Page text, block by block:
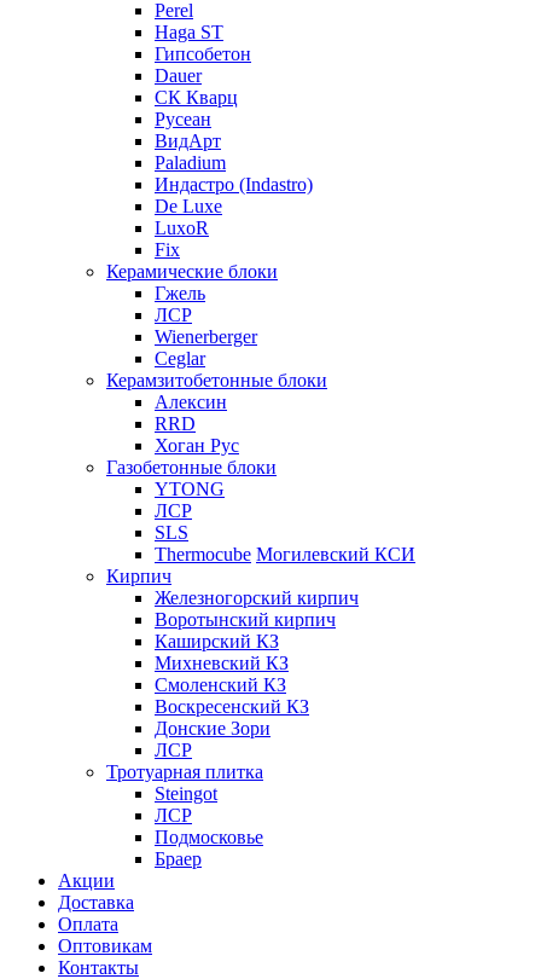
Perel
Haga ST
Гипсобетон
Dauer
СК Кварц
Русеан
ВидАрт
Paladium
Индастро (Indastro)
De Luxe
LuxoR
Fix
Керамические блоки
Гжель
ЛСР
Wienerberger
Ceglar
Керамзитобетонные блоки
Алексин
RRD
Хоган Рус
Газобетонные блоки
YTONG
ЛСР
SLS
Thermocube Могилевский КСИ
Кирпич
Железногорский кирпич
Воротынский кирпич
Каширский КЗ
Михневский КЗ
Смоленский КЗ
Воскресенский КЗ
Донские Зори
ЛСР
Тротуарная плитка
Steingot
ЛСР
Подмосковье
Браер
Акции
Доставка
Оплата
Оптовикам
Контакты